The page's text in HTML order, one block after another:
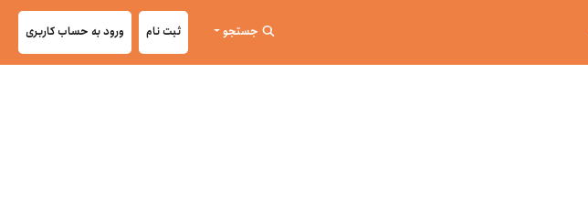
جستجو ثبت نام ورود به حساب کاربری